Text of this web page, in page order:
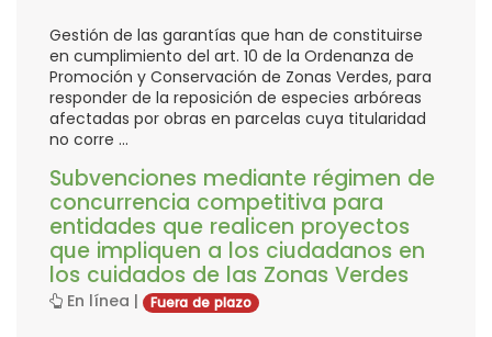
Gestión de las garantías que han de constituirse
en cumplimiento del art. 10 de la Ordenanza de
Promoción y Conservación de Zonas Verdes, para
responder de la reposición de especies arbóreas
afectadas por obras en parcelas cuya titularidad
no corre ...
Subvenciones mediante régimen de
concurrencia competitiva para
entidades que realicen proyectos
que impliquen a los ciudadanos en
los cuidados de las Zonas Verdes
En línea | Fuera de plazo